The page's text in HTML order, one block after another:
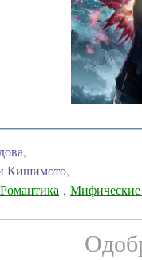
Кишимото,
Романтика , Мифические